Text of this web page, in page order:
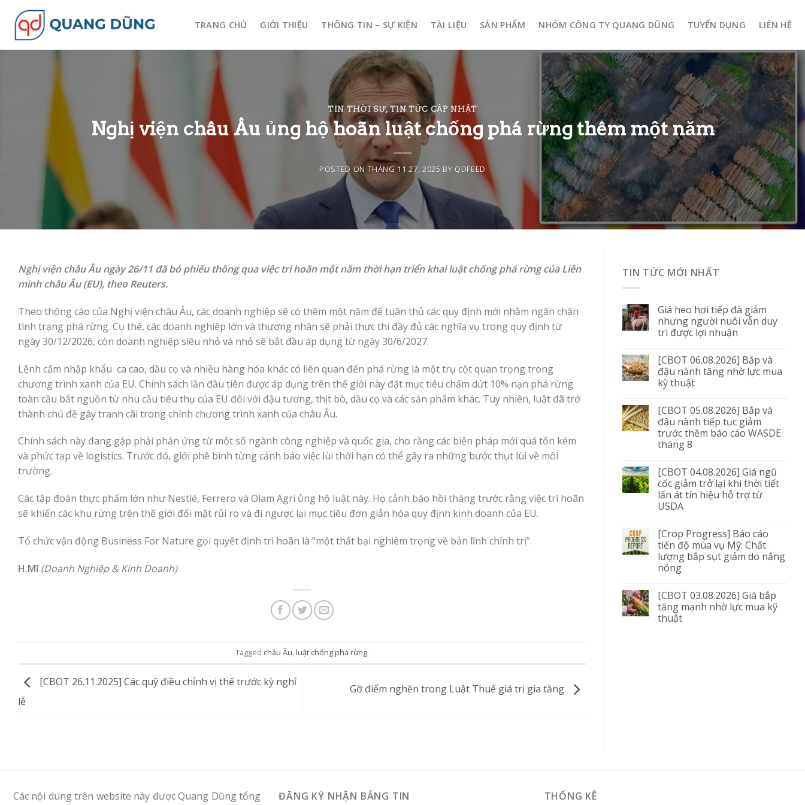
content
TRANG CHỦ GIỚI THIỆU THÔNG TIN – SỰ KIỆN TÀI LIỆU SẢN PHẨM NHÓM CÔNG TY QUANG DŨNG TUYỂN DỤNG LIÊN HỆ
TIN THỜI SỰ,TIN TỨC CẬP NHẬT
Nghị viện châu Âu ủng hộ hoãn luật chống phá rừng thêm một năm
POSTED ON THÁNG 11 27, 2025 BY QDFEED
Nghị viện châu Âu ngày 26/11 đã bỏ phiếu thông qua việc trì hoãn một năm thời hạn triển khai luật chống phá rừng của Liên
minh châu Âu (EU), theo Reuters.
Theo thông cáo của Nghị viện châu Âu, các doanh nghiệp sẽ có thêm một năm để tuân thủ các quy định mới nhằm ngăn chặn
tình trạng phá rừng. Cụ thể, các doanh nghiệp lớn và thương nhân sẽ phải thực thi đầy đủ các nghĩa vụ trong quy định từ
ngày 30/12/2026, còn doanh nghiệp siêu nhỏ và nhỏ sẽ bắt đầu áp dụng từ ngày 30/6/2027.
Lệnh cấm nhập khẩu ca cao, dầu cọ và nhiều hàng hóa khác có liên quan đến phá rừng là một trụ cột quan trọng trong
chương trình xanh của EU. Chính sách lần đầu tiên được áp dụng trên thế giới này đặt mục tiêu chấm dứt 10% nạn phá rừng
toàn cầu bắt nguồn từ nhu cầu tiêu thụ của EU đối với đậu tương, thịt bò, dầu cọ và các sản phẩm khác. Tuy nhiên, luật đã trở
thành chủ đề gây tranh cãi trong chính chương trình xanh của châu Âu.
Chính sách này đang gặp phải phản ứng từ một số ngành công nghiệp và quốc gia, cho rằng các biện pháp mới quá tốn kém
và phức tạp về logistics. Trước đó, giới phê bình từng cảnh báo việc lùi thời hạn có thể gây ra những bước thụt lùi về môi
trường.
Các tập đoàn thực phẩm lớn như Nestlé, Ferrero và Olam Agri ủng hộ luật này. Họ cảnh báo hồi tháng trước rằng việc trì hoãn
sẽ khiến các khu rừng trên thế giới đối mặt rủi ro và đi ngược lại mục tiêu đơn giản hóa quy định kinh doanh của EU.
Tổ chức vận động Business For Nature gọi quyết định trì hoãn là “một thất bại nghiêm trọng về bản lĩnh chính trị”.
H.Mĩ(Doanh Nghiệp & Kinh Doanh)
Tagged châu Âu, luật chống phá rừng.
[CBOT 26.11.2025] Các quỹ điều chỉnh vị thế trước kỳ nghỉ
lễ
Gỡ điểm nghẽn trong Luật Thuế giá trị gia tăng
TIN TỨC MỚI NHẤT
Giá heo hơi tiếp đà giảm
nhưng người nuôi vẫn duy
trì được lợi nhuận
[CBOT 06.08.2026] Bắp và
đậu nành tăng nhờ lực mua
kỹ thuật
[CBOT 05.08.2026] Bắp và
đậu nành tiếp tục giảm
trước thềm báo cáo WASDE
tháng 8
[CBOT 04.08.2026] Giá ngũ
cốc giảm trở lại khi thời tiết
lấn át tín hiệu hỗ trợ từ
USDA
[Crop Progress] Báo cáo
tiến độ mùa vụ Mỹ: Chất
lượng bắp sụt giảm do nắng
nóng
[CBOT 03.08.2026] Giá bắp
tăng mạnh nhờ lực mua kỹ
thuật
Các nội dung trên website này được Quang Dũng tổng
ĐĂNG KÝ NHẬN BẢNG TIN THỐNG KÊ